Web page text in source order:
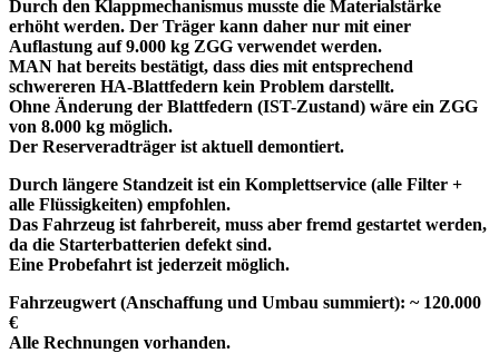
Durch den Klappmechanismus musste die Materialstärke
erhöht werden. Der Träger kann daher nur mit einer
Auflastung auf 9.000 kg ZGG verwendet werden.
MAN hat bereits bestätigt, dass dies mit entsprechend
schwereren HA-Blattfedern kein Problem darstellt.
Ohne Änderung der Blattfedern (IST-Zustand) wäre ein ZGG
von 8.000 kg möglich.
Der Reserveradträger ist aktuell demontiert.
Durch längere Standzeit ist ein Komplettservice (alle Filter +
alle Flüssigkeiten) empfohlen.
Das Fahrzeug ist fahrbereit, muss aber fremd gestartet werden,
da die Starterbatterien defekt sind.
Eine Probefahrt ist jederzeit möglich.
Fahrzeugwert (Anschaffung und Umbau summiert): ~ 120.000
€
Alle Rechnungen vorhanden.